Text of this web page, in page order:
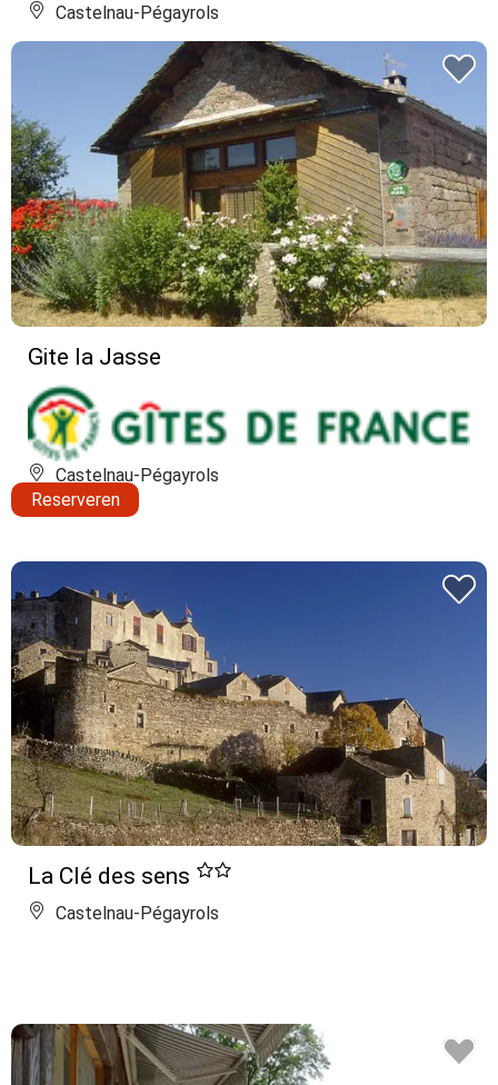
Castelnau-Pégayrols
Gite la Jasse
Castelnau-Pégayrols
Reserveren
La Clé des sens
Castelnau-Pégayrols